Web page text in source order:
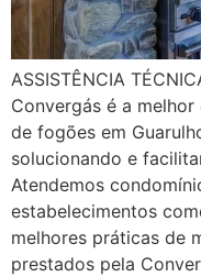
ASSISTÊNCIA
Convergás é a
de fogões em
solucionando e
Atendemos
estabelecimentos
melhores práticas de
prestados pela